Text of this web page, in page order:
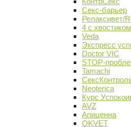
Секс-барьер
Релаксивет/
4 с хвостиком
Veda
Экспресс
Doctor VIC
STOP-
Tamachi
Neoterica
Курс
AVZ
Апиценна
OKVET